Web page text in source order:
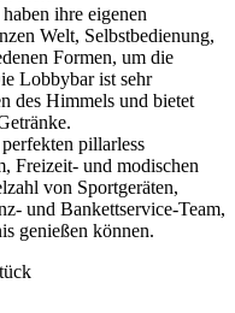
ihre eigenen
Welt, Selbstbedienung,
Formen, um die
Lobbybar ist sehr
des Himmels und bietet
pillarless
Freizeit- und modischen
von Sportgeräten,
und Bankettservice-Team,
genießen können.